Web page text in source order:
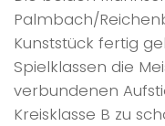
Palmbach/
Kunststück fertig
Spielklassen die
verbundenen
Kreisklasse B zu